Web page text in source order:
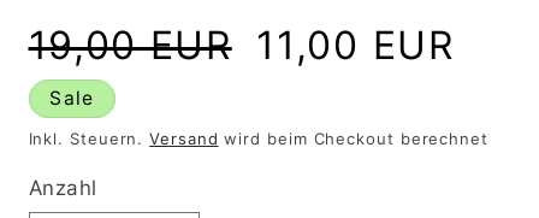
Normaler
Preis
19,00 EUR Verkaufspreis
11,00 EUR
Sale
Inkl. Steuern.Versand wird beim Checkout berechnet
Anzahl